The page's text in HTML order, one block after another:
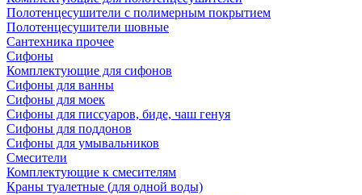
Полотенцесушители с полимерным покрытием
Полотенцесушители шовные
Сантехника прочее
Сифоны
Комплектующие для сифонов
Сифоны для ванны
Сифоны для моек
Сифоны для писсуаров, биде, чаш генуя
Сифоны для поддонов
Сифоны для умывальников
Смесители
Комплектующие к смесителям
Краны туалетные (для одной воды)